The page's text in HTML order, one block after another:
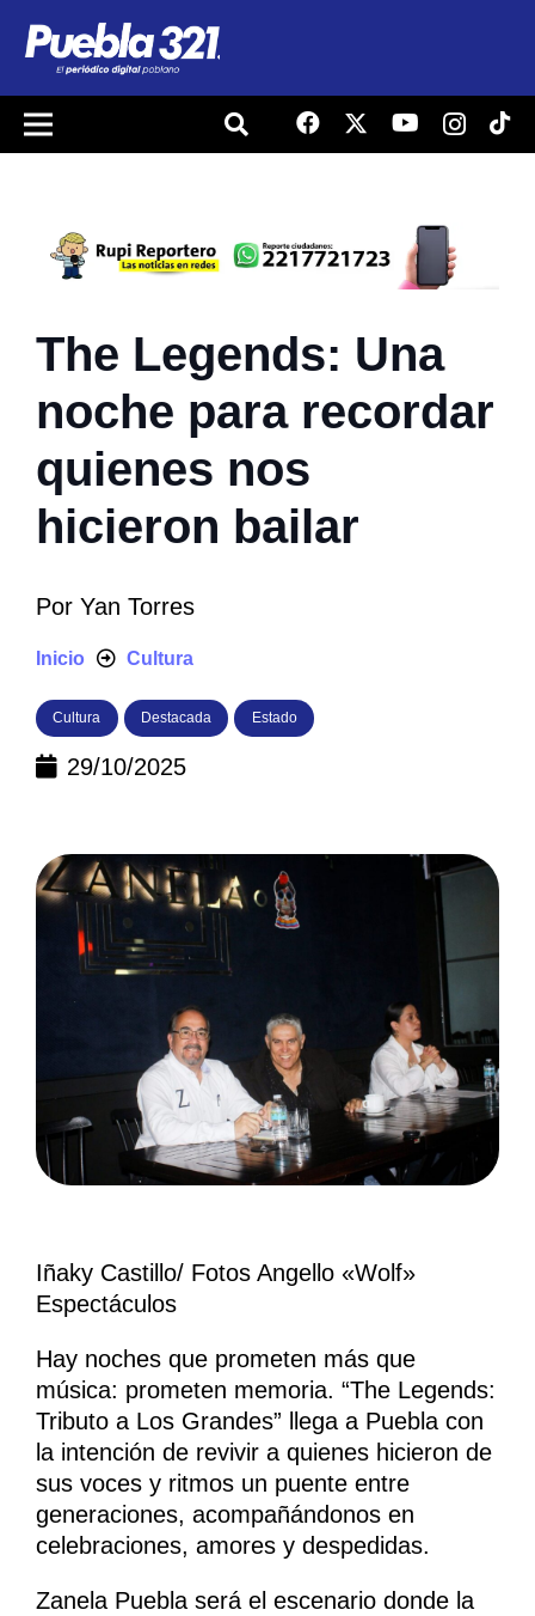
The Legends: Una
noche para recordar
quienes nos
hicieron bailar
Por Yan Torres
Inicio Cultura
Cultura Destacada Estado
29/10/2025
Iñaky Castillo/ Fotos Angello «Wolf»
Espectáculos
Hay noches que prometen más que
música: prometen memoria. “The Legends:
Tributo a Los Grandes” llega a Puebla con
la intención de revivir a quienes hicieron de
sus voces y ritmos un puente entre
generaciones, acompañándonos en
celebraciones, amores y despedidas.
Zanela Puebla será el escenario donde la